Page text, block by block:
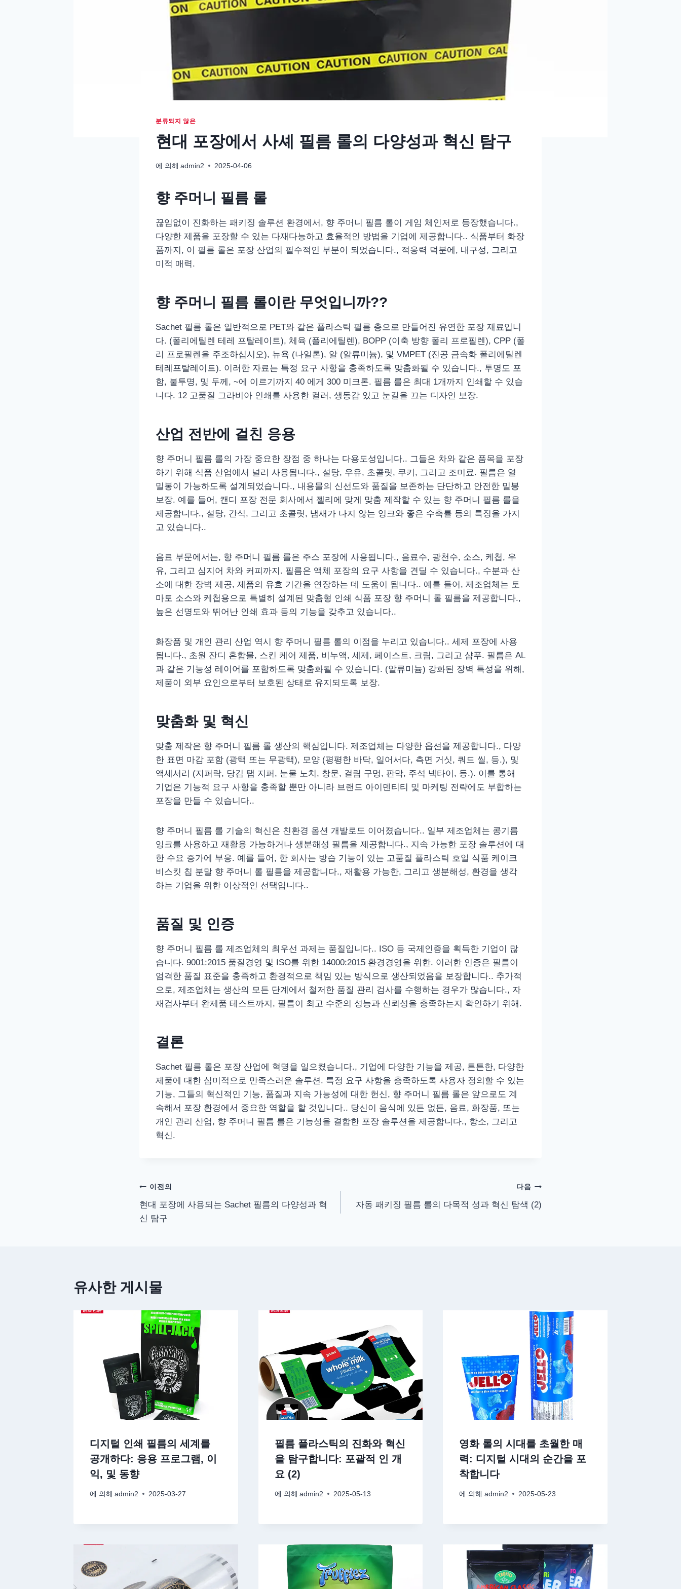
분류되지 않은
현대 포장에서 사셰 필름 롤의 다양성과 혁신 탐구
에 의해 admin2 2025-04-06
향 주머니 필름 롤
끊임없이 진화하는 패키징 솔루션 환경에서, 향 주머니 필름 롤이 게임 체인저로 등장했습니다.,
다양한 제품을 포장할 수 있는 다재다능하고 효율적인 방법을 기업에 제공합니다.. 식품부터 화장
품까지, 이 필름 롤은 포장 산업의 필수적인 부분이 되었습니다., 적응력 덕분에, 내구성, 그리고
미적 매력.
향 주머니 필름 롤이란 무엇입니까??
Sachet 필름 롤은 일반적으로 PET와 같은 플라스틱 필름 층으로 만들어진 유연한 포장 재료입니
다. (폴리에틸렌 테레 프탈레이트), 체육 (폴리에틸렌), BOPP (이축 방향 폴리 프로필렌), CPP (폴
리 프로필렌을 주조하십시오), 뉴욕 (나일론), 알 (알류미늄), 및 VMPET (진공 금속화 폴리에틸렌
테레프탈레이트). 이러한 자료는 특정 요구 사항을 충족하도록 맞춤화될 수 있습니다., 투명도 포
함, 불투명, 및 두께, ~에 이르기까지 40 에게 300 미크론. 필름 롤은 최대 1개까지 인쇄할 수 있습
니다. 12 고품질 그라비아 인쇄를 사용한 컬러, 생동감 있고 눈길을 끄는 디자인 보장.
산업 전반에 걸친 응용
향 주머니 필름 롤의 가장 중요한 장점 중 하나는 다용도성입니다.. 그들은 차와 같은 품목을 포장
하기 위해 식품 산업에서 널리 사용됩니다., 설탕, 우유, 초콜릿, 쿠키, 그리고 조미료. 필름은 열
밀봉이 가능하도록 설계되었습니다., 내용물의 신선도와 품질을 보존하는 단단하고 안전한 밀봉
보장. 예를 들어, 캔디 포장 전문 회사에서 젤리에 맞게 맞춤 제작할 수 있는 향 주머니 필름 롤을
제공합니다., 설탕, 간식, 그리고 초콜릿, 냄새가 나지 않는 잉크와 좋은 수축률 등의 특징을 가지
고 있습니다..
음료 부문에서는, 향 주머니 필름 롤은 주스 포장에 사용됩니다., 음료수, 광천수, 소스, 케첩, 우
유, 그리고 심지어 차와 커피까지. 필름은 액체 포장의 요구 사항을 견딜 수 있습니다., 수분과 산
소에 대한 장벽 제공, 제품의 유효 기간을 연장하는 데 도움이 됩니다.. 예를 들어, 제조업체는 토
마토 소스와 케첩용으로 특별히 설계된 맞춤형 인쇄 식품 포장 향 주머니 롤 필름을 제공합니다.,
높은 선명도와 뛰어난 인쇄 효과 등의 기능을 갖추고 있습니다..
화장품 및 개인 관리 산업 역시 향 주머니 필름 롤의 이점을 누리고 있습니다.. 세제 포장에 사용
됩니다., 초원 잔디 혼합물, 스킨 케어 제품, 비누액, 세제, 페이스트, 크림, 그리고 샴푸. 필름은 AL
과 같은 기능성 레이어를 포함하도록 맞춤화될 수 있습니다. (알류미늄) 강화된 장벽 특성을 위해,
제품이 외부 요인으로부터 보호된 상태로 유지되도록 보장.
맞춤화 및 혁신
맞춤 제작은 향 주머니 필름 롤 생산의 핵심입니다. 제조업체는 다양한 옵션을 제공합니다., 다양
한 표면 마감 포함 (광택 또는 무광택), 모양 (평평한 바닥, 일어서다, 측면 거싯, 쿼드 씰, 등.), 및
액세서리 (지퍼락, 당김 탭 지퍼, 눈물 노치, 창문, 걸림 구멍, 판막, 주석 넥타이, 등.). 이를 통해
기업은 기능적 요구 사항을 충족할 뿐만 아니라 브랜드 아이덴티티 및 마케팅 전략에도 부합하는
포장을 만들 수 있습니다..
향 주머니 필름 롤 기술의 혁신은 친환경 옵션 개발로도 이어졌습니다.. 일부 제조업체는 콩기름
잉크를 사용하고 재활용 가능하거나 생분해성 필름을 제공합니다., 지속 가능한 포장 솔루션에 대
한 수요 증가에 부응. 예를 들어, 한 회사는 방습 기능이 있는 고품질 플라스틱 호일 식품 케이크
비스킷 칩 분말 향 주머니 롤 필름을 제공합니다., 재활용 가능한, 그리고 생분해성, 환경을 생각
하는 기업을 위한 이상적인 선택입니다..
품질 및 인증
향 주머니 필름 롤 제조업체의 최우선 과제는 품질입니다.. ISO 등 국제인증을 획득한 기업이 많
습니다. 9001:2015 품질경영 및 ISO를 위한 14000:2015 환경경영을 위한. 이러한 인증은 필름이
엄격한 품질 표준을 충족하고 환경적으로 책임 있는 방식으로 생산되었음을 보장합니다.. 추가적
으로, 제조업체는 생산의 모든 단계에서 철저한 품질 관리 검사를 수행하는 경우가 많습니다., 자
재검사부터 완제품 테스트까지, 필름이 최고 수준의 성능과 신뢰성을 충족하는지 확인하기 위해.
결론
Sachet 필름 롤은 포장 산업에 혁명을 일으켰습니다., 기업에 다양한 기능을 제공, 튼튼한, 다양한
제품에 대한 심미적으로 만족스러운 솔루션. 특정 요구 사항을 충족하도록 사용자 정의할 수 있는
기능, 그들의 혁신적인 기능, 품질과 지속 가능성에 대한 헌신, 향 주머니 필름 롤은 앞으로도 계
속해서 포장 환경에서 중요한 역할을 할 것입니다.. 당신이 음식에 있든 없든, 음료, 화장품, 또는
개인 관리 산업, 향 주머니 필름 롤은 기능성을 결합한 포장 솔루션을 제공합니다., 항소, 그리고
혁신.
탐
색
이전의
현대 포장에 사용되는 Sachet 필름의 다양성과 혁
신 탐구
다음
자동 패키징 필름 롤의 다목적 성과 혁신 탐색 (2)
유사한 게시물
디지털 인쇄 필름의 세계를
공개하다: 응용 프로그램, 이
익, 및 동향
에 의해 admin2 2025-03-27
필름 플라스틱의 진화와 혁신
을 탐구합니다: 포괄적 인 개
요 (2)
에 의해 admin2 2025-05-13
영화 롤의 시대를 초월한 매
력: 디지털 시대의 순간을 포
착합니다
에 의해 admin2 2025-05-23